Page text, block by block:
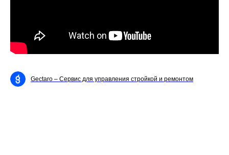
Gectaro – Cервис для управления стройкой и ремонтом